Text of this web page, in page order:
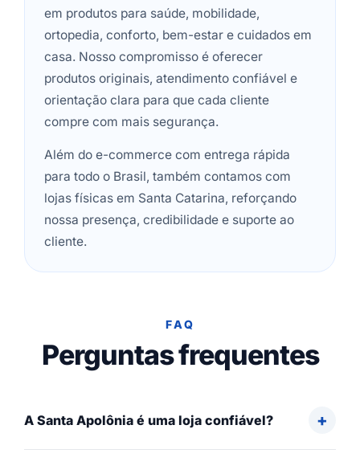
em produtos para saúde, mobilidade,
ortopedia, conforto, bem-estar e cuidados em
casa. Nosso compromisso é oferecer
produtos originais, atendimento confiável e
orientação clara para que cada cliente
compre com mais segurança.
Além do e-commerce com entrega rápida
para todo o Brasil, também contamos com
lojas físicas em Santa Catarina, reforçando
nossa presença, credibilidade e suporte ao
cliente.
FAQ
Perguntas frequentes
A Santa Apolônia é uma loja confiável?